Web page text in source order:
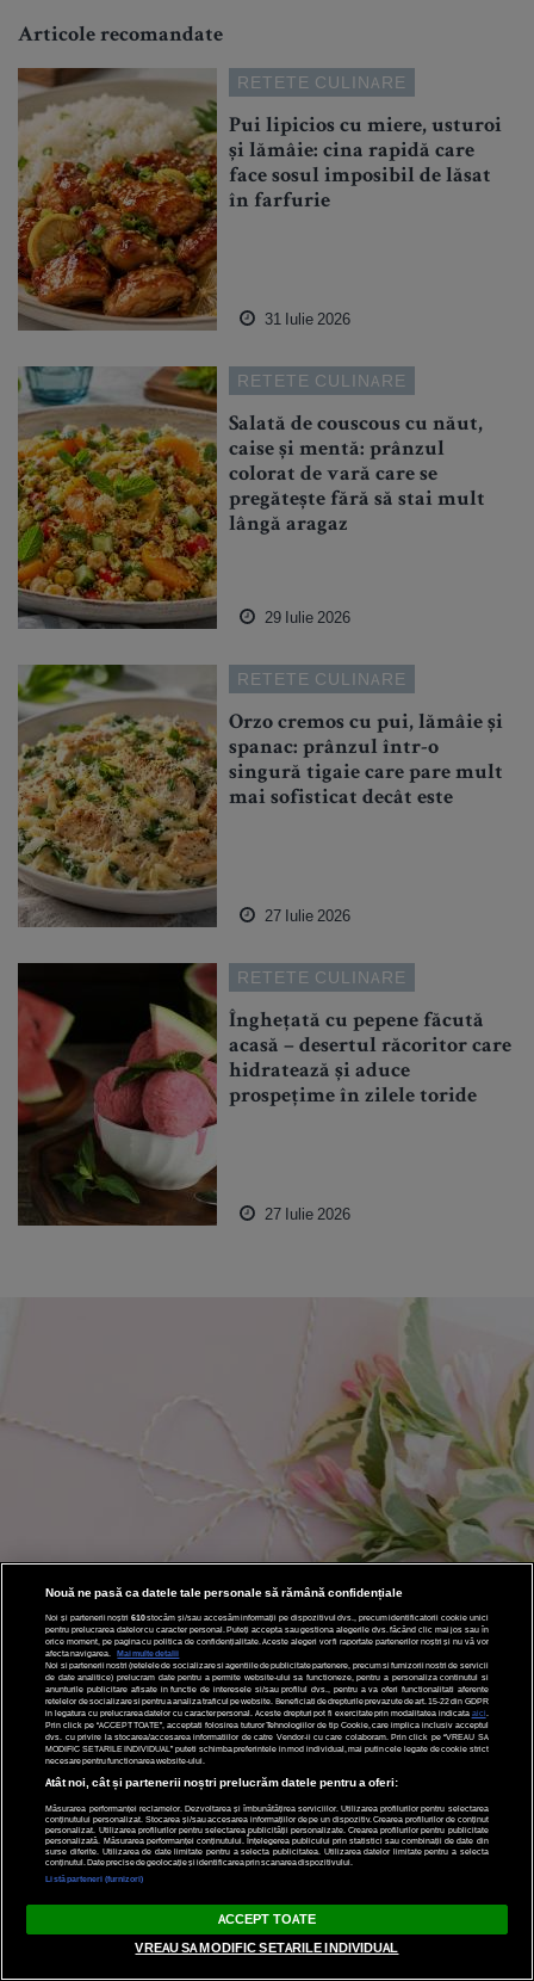
Articole recomandate
RETETE CULINARE
Pui lipicios cu miere, usturoi
și lămâie: cina rapidă care
face sosul imposibil de lăsat
în farfurie
31 Iulie 2026
RETETE CULINARE
Salată de couscous cu năut,
caise și mentă: prânzul
colorat de vară care se
pregătește fără să stai mult
lângă aragaz
29 Iulie 2026
RETETE CULINARE
Orzo cremos cu pui, lămâie și
spanac: prânzul într-o
singură tigaie care pare mult
mai sofisticat decât este
27 Iulie 2026
RETETE CULINARE
Înghețată cu pepene făcută
acasă – desertul răcoritor care
hidratează și aduce
prospețime în zilele toride
27 Iulie 2026
Bucură-te de cele mai frumoase articole Garbo și pe email!
Nouă ne pasă ca datele tale personale să rămână confidențiale
Noi și partenerii noștri 610stocăm și/sau accesăm informații pe dispozitivul dvs., precum identificatorii cookie unici
pentru prelucrarea datelor cu caracter personal. Puteți accepta sau gestiona alegerile dvs. făcând clic mai jos sau în
orice moment, pe pagina cu politica de confidențialitate. Aceste alegeri vor fi raportate partenerilor noștri și nu vă vor
afecta navigarea.
Mai multe detalii
Noi si partenerii nostri (retelele de socializare si agentiile de publicitate partenere, precum si furnizorii nostri de servicii
de date analitice) prelucram date pentru a permite website-ului sa functioneze, pentru a personaliza continutul si
anunturile publicitare afisate in functie de interesele si/sau profilul dvs., pentru a va oferi functionalitati aferente
retelelor de socializare si pentru a analiza traficul pe website. Beneficiati de drepturile prevazute de art. 15-22 din GDPR
in legatura cu prelucrarea datelor cu caracter personal. Aceste drepturi pot fi exercitate prin modalitatea indicata aici
Prin click pe “ACCEPT TOATE”, acceptati folosirea tuturor Tehnologiilor de tip Cookie, care implica inclusiv acceptul
dvs. cu privire la stocarea/accesarea informatiilor de catre Vendor-ii cu care colaboram. Prin click pe “VREAU SA
MODIFIC SETARILE INDIVIDUAL” puteti schimba preferintele in mod individual, mai putin cele legate de cookie strict
necesare pentru functionarea website-ului.
Atât noi, cât și partenerii noștri prelucrăm datele pentru a oferi:
Măsurarea performanței reclamelor. Dezvoltarea și îmbunătățirea serviciilor. Utilizarea profilurilor pentru selectarea
conținutului personalizat. Stocarea și/sau accesarea informațiilor de pe un dispozitiv. Crearea profilurilor de conținut
personalizat. Utilizarea profilurilor pentru selectarea publicității personalizate. Crearea profilurilor pentru publicitate
personalizată. Măsurarea performanței conținutului. Înțelegerea publicului prin statistici sau combinații de date din
surse diferite. Utilizarea de date limitate pentru a selecta publicitatea. Utilizarea datelor limitate pentru a selecta
conținutul. Date precise de geolocație și identificarea prin scanarea dispozitivului.
Listă parteneri (furnizori)
ACCEPT TOATE
VREAU SA MODIFIC SETARILE INDIVIDUAL